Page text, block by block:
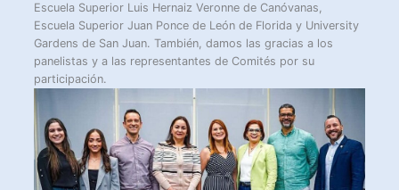
Escuela Superior Luis Hernaiz Veronne de Canóvanas,
Escuela Superior Juan Ponce de León de Florida y University
Gardens de San Juan. También, damos las gracias a los
panelistas y a las representantes de Comités por su
participación.